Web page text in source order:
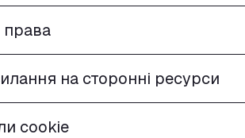
права
на сторонні ресурси
cookie